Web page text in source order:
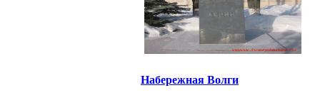
Набережная Волги